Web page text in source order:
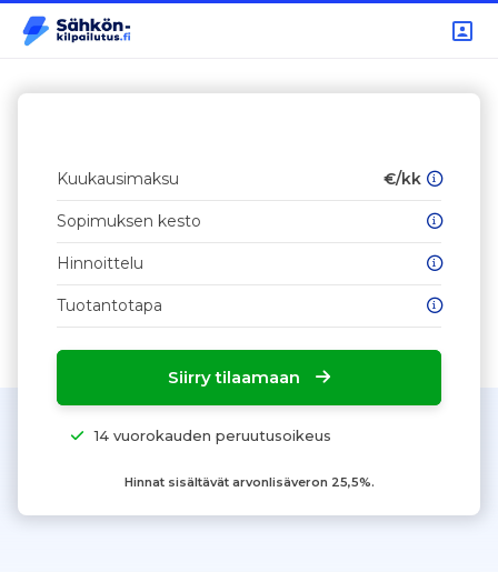
Kuukausimaksu €/kk
Sopimuksen kesto
Hinnoittelu
Tuotantotapa
Siirry tilaamaan
14 vuorokauden peruutusoikeus
Hinnat sisältävät arvonlisäveron 25,5%.